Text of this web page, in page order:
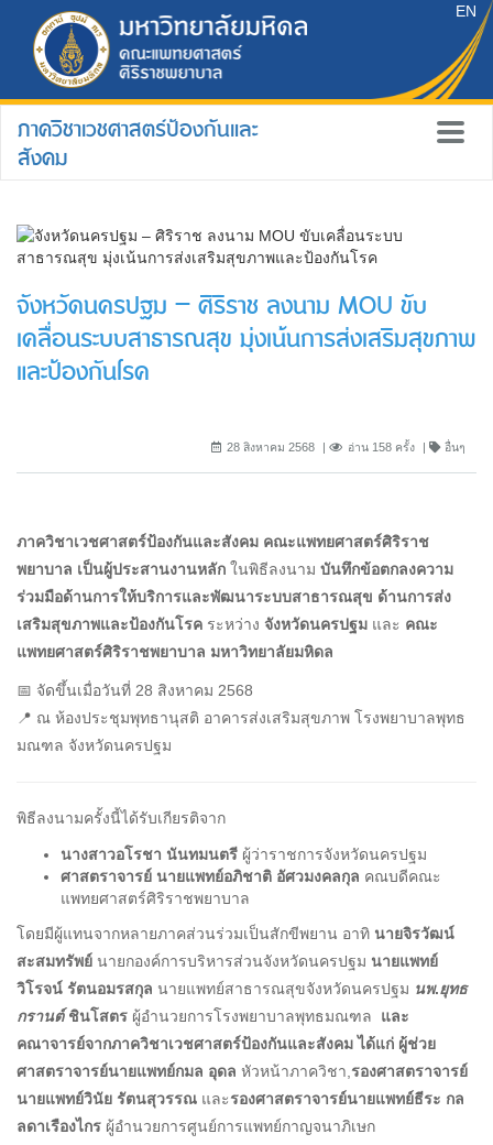
EN
ภาควิชาเวชศาสตร์ป้องกันและ
สังคม
จังหวัดนครปฐม – ศิริราช ลงนาม MOU ขับ
เคลื่อนระบบสาธารณสุข มุ่งเน้นการส่งเสริมสุขภาพ
และป้องกันโรค
28 สิงหาคม 2568 อ่าน 158 ครั้ง อื่นๆ
ภาควิชาเวชศาสตร์ป้องกันและสังคม คณะแพทยศาสตร์ศิริราช
พยาบาล เป็นผู้ประสานงานหลัก ในพิธีลงนาม บันทึกข้อตกลงความ
ร่วมมือด้านการให้บริการและพัฒนาระบบสาธารณสุข ด้านการส่ง
เสริมสุขภาพและป้องกันโรค ระหว่าง จังหวัดนครปฐม และ คณะ
แพทยศาสตร์ศิริราชพยาบาล มหาวิทยาลัยมหิดล
📅 จัดขึ้นเมื่อวันที่ 28 สิงหาคม 2568
📍 ณ ห้องประชุมพุทธานุสติ อาคารส่งเสริมสุขภาพ โรงพยาบาลพุทธ
มณฑล จังหวัดนครปฐม
พิธีลงนามครั้งนี้ได้รับเกียรติจาก
นางสาวอโรชา นันทมนตรี ผู้ว่าราชการจังหวัดนครปฐม
ศาสตราจารย์ นายแพทย์อภิชาติ อัศวมงคลกุล คณบดีคณะ
แพทยศาสตร์ศิริราชพยาบาล
โดยมีผู้แทนจากหลายภาคส่วนร่วมเป็นสักขีพยาน อาทิ นายจิรวัฒน์
สะสมทรัพย์ นายกองค์การบริหารส่วนจังหวัดนครปฐม นายแพทย์
วิโรจน์ รัตนอมรสกุล นายแพทย์สาธารณสุขจังหวัดนครปฐม นพ.ยุทธ
กรานต์ชินโสตร ผู้อำนวยการโรงพยาบาลพุทธมณฑล
และ
คณาจารย์จากภาควิชาเวชศาสตร์ป้องกันและสังคม ได้แก่ ผู้ช่วย
ศาสตราจารย์นายแพทย์กมล อุดล หัวหน้าภาควิชา, รองศาสตราจารย์
นายแพทย์วินัย รัตนสุวรรณ และรองศาสตราจารย์นายแพทย์ธีระ กล
ลดาเรืองไกร ผู้อำนวยการศูนย์การแพทย์กาญจนาภิเษก